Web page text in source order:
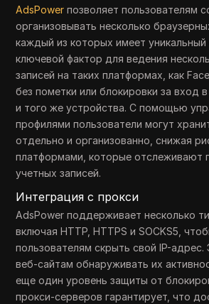
AdsPower позволяет пользователям
организовывать несколько
каждый из которых имеет уникальный
ключевой фактор для ведения
записей на таких платформах, как
без пометки или блокировки за вход
и того же устройства. С помощью
профилями пользователи могут
отдельно и организованно, снижая
платформами, которые отслеживают
учетных записей.
Интеграция с прокси
AdsPower поддерживает несколько
включая HTTP, HTTPS и SOCKS5,
пользователям скрыть свой IP-адрес.
веб-сайтам обнаруживать их
еще один уровень защиты от
прокси-серверов гарантирует, что